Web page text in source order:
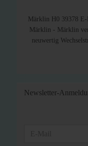
Märklin H0 39378
Märklin - Märklin
neuwertig
Newsletter-